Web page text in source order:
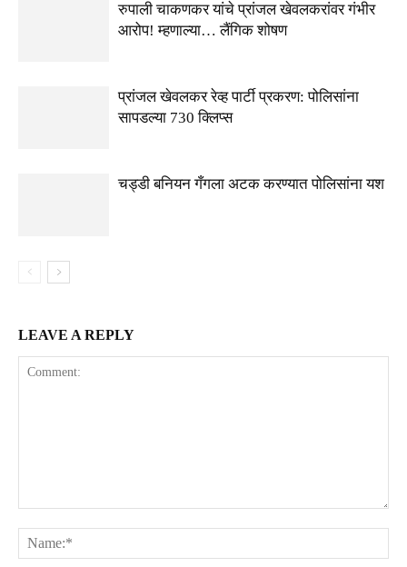
रुपाली चाकणकर यांचे प्रांजल खेवलकरांवर गंभीर
आरोप! म्हणाल्या… लैंगिक शोषण
प्रांजल खेवलकर रेव्ह पार्टी प्रकरण: पोलिसांना
सापडल्या 730 क्लिप्स
चड्डी बनियन गँगला अटक करण्यात पोलिसांना यश
LEAVE A REPLY